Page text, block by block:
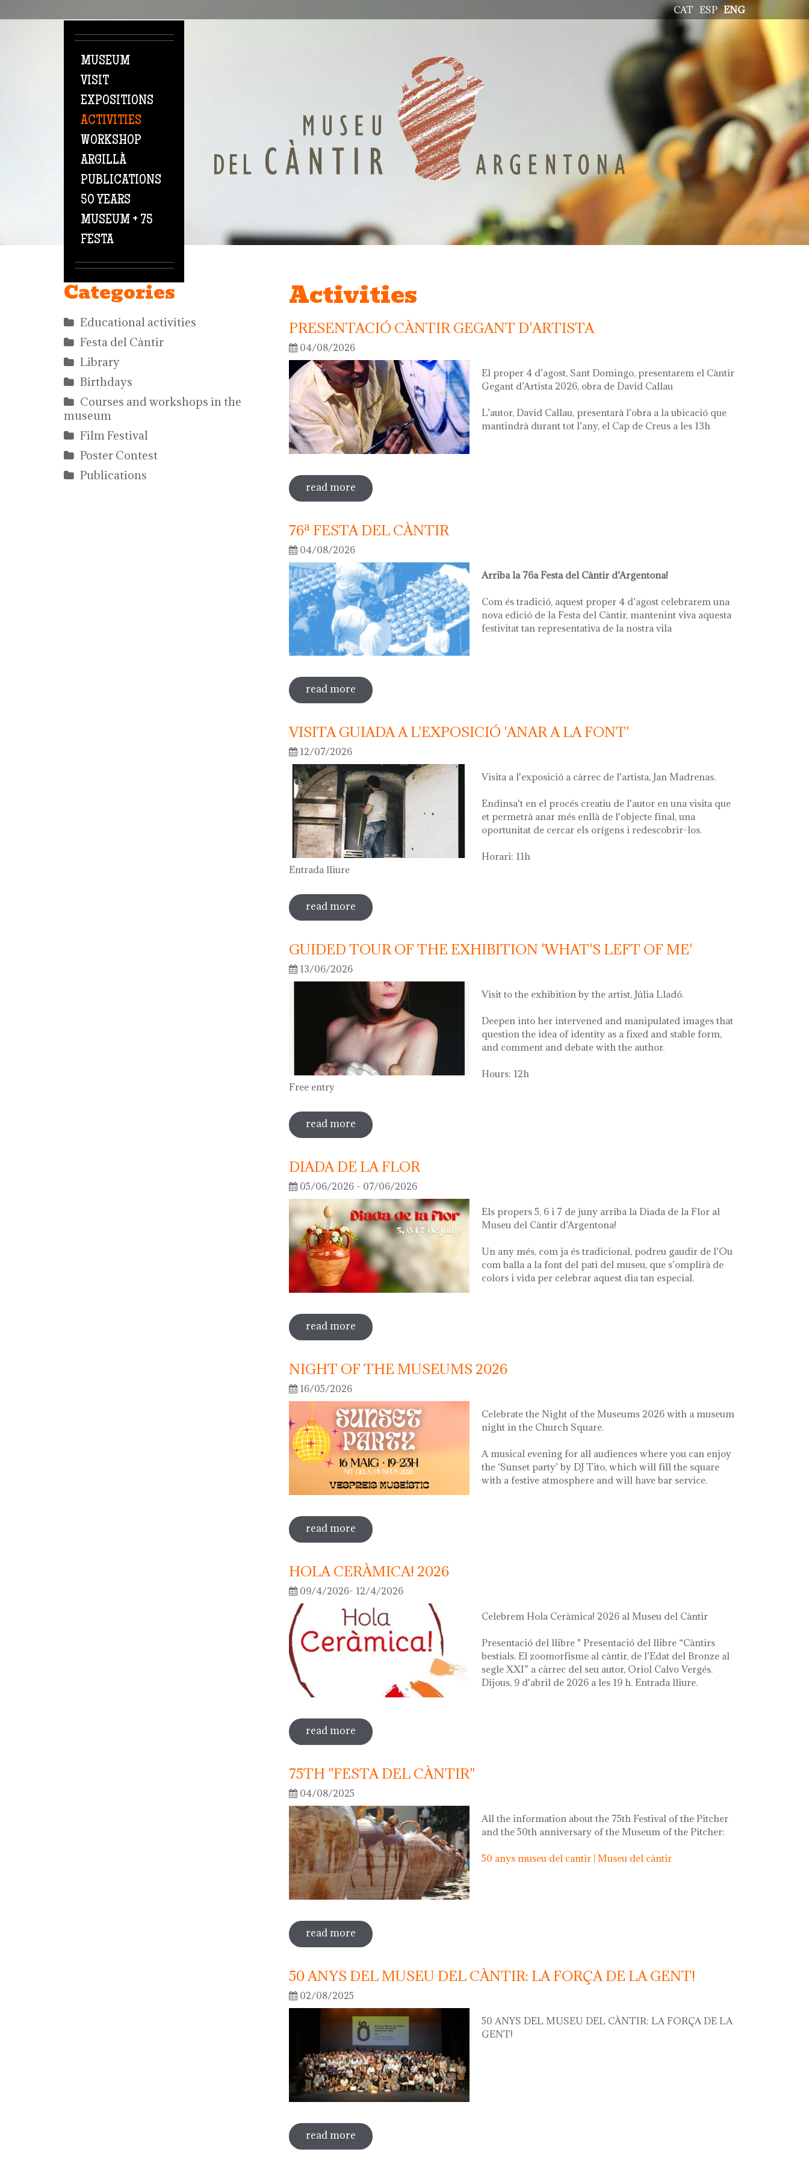
ENG
ESP
CAT
MUSEUM
VISIT
EXPOSITIONS
ACTIVITIES
WORKSHOP
ARGILLÀ
PUBLICATIONS
50 YEARS
MUSEUM + 75
FESTA
Categories
Educational activities
Festa del Càntir
Library
Birthdays
Courses and workshops in the
museum
Film Festival
Poster Contest
Publications
Activities
PRESENTACIÓ CÀNTIR GEGANT D'ARTISTA
04/08/2026
El proper 4 d’agost, Sant Domingo, presentarem el Càntir
Gegant d’Artista 2026, obra de David Callau
L’autor, David Callau, presentarà l’obra a la ubicació que
mantindrà durant tot l’any, el Cap de Creus a les 13h
read more sobre presentació càntir gegant d'artista
76ª FESTA DEL CÀNTIR
04/08/2026
Arriba la 76a Festa del Càntir d’Argentona!
Com és tradició, aquest proper 4 d’agost celebrarem una
nova edició de la Festa del Càntir, mantenint viva aquesta
festivitat tan representativa de la nostra vila
read more sobre 76ª festa del càntir
VISITA GUIADA A L'EXPOSICIÓ 'ANAR A LA FONT'
12/07/2026
Visita a l'exposició a càrrec de l'artista, Jan Madrenas.
Endinsa't en el procés creatiu de l'autor en una visita que
et permetrà anar més enllà de l'objecte final, una
oportunitat de cercar els orígens i redescobrir-los.
Horari: 11h
Entrada lliure
read more sobre visita guiada a l'exposició 'anar a la font'
GUIDED TOUR OF THE EXHIBITION 'WHAT'S LEFT OF ME'
13/06/2026
Visit to the exhibition by the artist, Júlia Lladó.
Deepen into her intervened and manipulated images that
question the idea of identity as a fixed and stable form,
and comment and debate with the author.
Hours: 12h
Free entry
read more sobre guided tour of the exhibition 'what's left of me'
DIADA DE LA FLOR
05/06/2026 - 07/06/2026
Els propers 5, 6 i 7 de juny arriba la Diada de la Flor al
Museu del Càntir d’Argentona!
Un any més, com ja és tradicional, podreu gaudir de l’Ou
com balla a la font del pati del museu, que s’omplirà de
colors i vida per celebrar aquest dia tan especial.
read more sobre diada de la flor
NIGHT OF THE MUSEUMS 2026
16/05/2026
Celebrate the Night of the Museums 2026 with a museum
night in the Church Square.
A musical evening for all audiences where you can enjoy
the ‘Sunset party’ by DJ Tito, which will fill the square
with a festive atmosphere and will have bar service.
read more sobre night of the museums 2026
HOLA CERÀMICA! 2026
09/4/2026- 12/4/2026
Celebrem Hola Ceràmica! 2026 al Museu del Càntir
Presentació del llibre " Presentació del llibre “Càntirs
bestials. El zoomorfisme al càntir, de l’Edat del Bronze al
segle XXI” a càrrec del seu autor, Oriol Calvo Vergés.
Dijous, 9 d'abril de 2026 a les 19 h. Entrada lliure.
read more sobre hola ceràmica! 2026
75TH "FESTA DEL CÀNTIR"
04/08/2025
All the information about the 75th Festival of the Pitcher
and the 50th anniversary of the Museum of the Pitcher:
50 anys museu del cantir | Museu del càntir
read more sobre 75th "festa del càntir"
50 ANYS DEL MUSEU DEL CÀNTIR: LA FORÇA DE LA GENT!
02/08/2025
50 ANYS DEL MUSEU DEL CÀNTIR: LA FORÇA DE LA
GENT!
read more sobre 50 anys del museu del càntir: la força de la gent!